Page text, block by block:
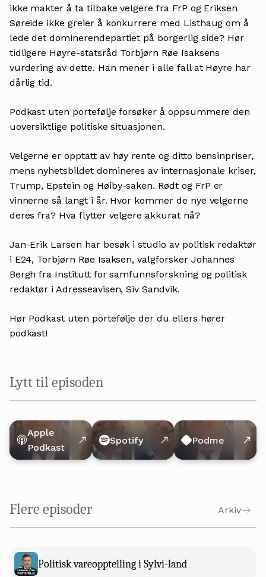
ikke makter å ta tilbake velgere fra FrP og Eriksen
Søreide ikke greier å konkurrere med Listhaug om å
lede det dominerendepartiet på borgerlig side? Hør
tidligere Høyre-statsråd Torbjørn Røe Isaksens
vurdering av dette. Han mener i alle fall at Høyre har
dårlig tid.
Podkast uten portefølje forsøker å oppsummere den
uoversiktlige politiske situasjonen.
Velgerne er opptatt av høy rente og ditto bensinpriser,
mens nyhetsbildet domineres av internasjonale kriser,
Trump, Epstein og Høiby-saken. Rødt og FrP er
vinnerne så langt i år. Hvor kommer de nye velgerne
deres fra? Hva flytter velgere akkurat nå?
Jan-Erik Larsen har besøk i studio av politisk redaktør
i E24, Torbjørn Røe Isaksen, valgforsker Johannes
Bergh fra Institutt for samfunnsforskning og politisk
redaktør i Adresseavisen, Siv Sandvik.
Hør Podkast uten portefølje der du ellers hører
podkast!
Lytt til episoden
Apple
Podkast
Spotify Podme
Flere episoder Arkiv
Politisk vareopptelling i Sylvi-land